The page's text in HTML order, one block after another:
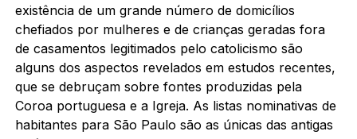
existência de um grande número de domicílios
chefiados por mulheres e de crianças geradas fora
de casamentos legitimados pelo catolicismo são
alguns dos aspectos revelados em estudos recentes,
que se debruçam sobre fontes produzidas pela
Coroa portuguesa e a Igreja. As listas nominativas de
habitantes para São Paulo são as únicas das antigas